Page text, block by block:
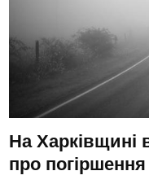
На Харківщині
про